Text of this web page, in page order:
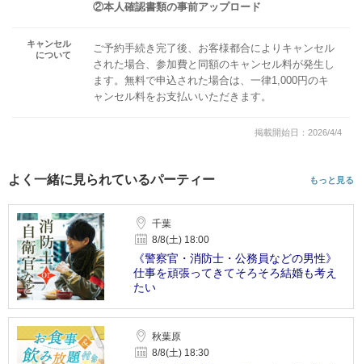
②本人確認書類の事前アップロード
キャンセル
について
ご予約手続き完了後、お客様都合によりキャンセル
された場合、参加費と同額のキャンセル料が発生し
ます。無料で申込された場合は、一律1,000円のキ
ャンセル料をお支払いいただきます。
掲載開始日：2026/4/4
よく一緒に見られているパーティー もっと見る
千葉
8/8(土) 18:00
《警察官・消防士・公務員などの男性》
仕事を頑張ってきてそろそろ結婚も考え
たい
秋葉原
8/8(土) 18:30